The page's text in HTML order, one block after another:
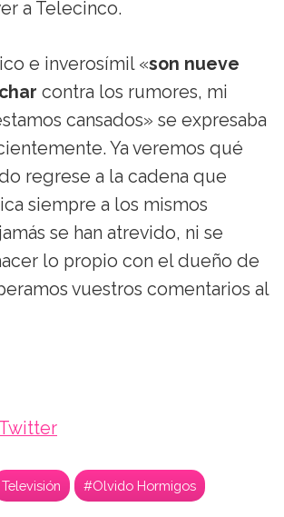
a Telecinco.
e inverosímil «son nueve
contra los rumores, mi
cansados» se expresaba
Ya veremos qué
regrese a la cadena que
siempre a los mismos
se han atrevido, ni se
lo propio con el dueño de
vuestros comentarios al
Twitter
Televisión #Olvido Hormigos